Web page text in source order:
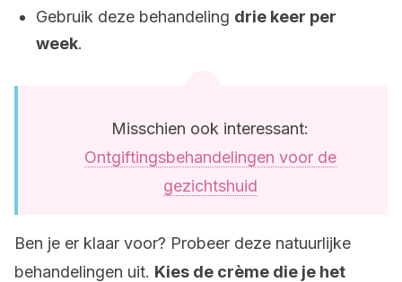
Gebruik deze behandeling drie keer per
week.
Misschien ook interessant:
Ontgiftingsbehandelingen voor de
gezichtshuid
Ben je er klaar voor? Probeer deze natuurlijke
behandelingen uit. Kies de crème die je het